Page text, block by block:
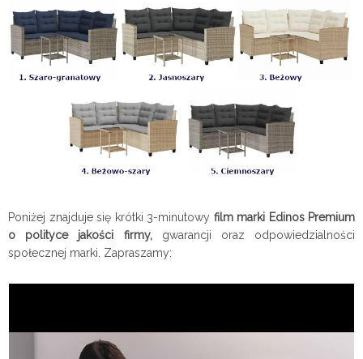
Poniżej znajduje się krótki 3-minutowy film marki Edinos Premium
o polityce jakości firmy, gwarancji oraz odpowiedzialności
społecznej marki. Zapraszamy: